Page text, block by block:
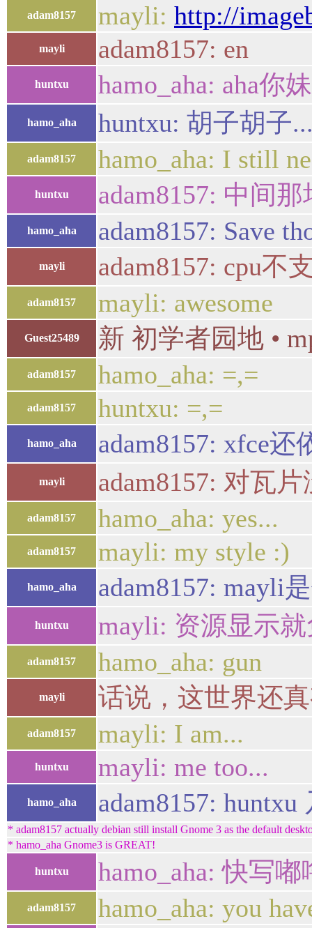
adam8157 mayli: http://
mayli adam8157: en
huntxu hamo_aha: aha你妹
hamo_aha huntxu: 胡子胡子
adam8157 hamo_aha: I still
huntxu adam8157: 中间
hamo_aha adam8157: Save
mayli adam8157: cpu不
adam8157 mayli: awesome
Guest25489 新 初学者园地 •
adam8157 hamo_aha: =,=
adam8157 huntxu: =,=
hamo_aha adam8157: xfce
mayli adam8157: 对瓦
adam8157 hamo_aha: yes...
adam8157 mayli: my style :)
hamo_aha adam8157: mayli
huntxu mayli: 资源显示
adam8157 hamo_aha: gun
mayli 话说，这世界还
adam8157 mayli: I am...
huntxu mayli: me too...
hamo_aha adam8157:
* adam8157 actually debian still install Gnome 3 as the default
* hamo_aha Gnome3 is GREAT!
huntxu hamo_aha: 快写嘟
adam8157 hamo_aha: you